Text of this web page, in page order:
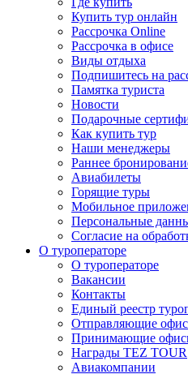
Купить тур онлайн
Рассрочка Online
Рассрочка в офисе
Виды отдыха
Подпишитесь на
Памятка туриста
Новости
Подарочные
Как купить тур
Наши менеджеры
Раннее
Авиабилеты
Горящие туры
Мобильное
Персональные
Согласие на
О туроператоре
О туроператоре
Вакансии
Контакты
Единый реестр
Отправляющие
Принимающие
Награды TEZ TOUR
Авиакомпании